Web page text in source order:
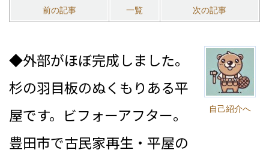
前の記事 一覧 次の記事
自己紹介へ
◆外部がほぼ完成しました。
杉の羽目板のぬくもりある平
屋です。ビフォーアフター。
豊田市で古民家再生・平屋の